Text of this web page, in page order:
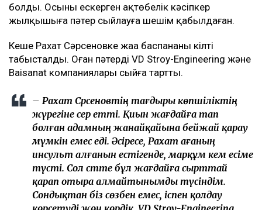
болды. Осыны ескерген ақтөбелік кәсіпкер
жылқышыға пәтер сыйлауға шешім қабылдаған.
Кеше Рахат Сәрсеновке жаңа баспананың кілті
табысталды. Оған пәтерді VD Stroy-Engineering және
Baisanat компаниялары сыйға тартты.
– Рахат Сәрсеновтің тағдыры көпшіліктің
жүрегіне әсер етті. Қиын жағдайға тап
болған адамның жанайқайына бейжай қарау
мүмкін емес еді. Әсіресе, Рахат ағаның
инсульт алғанын естігенде, марқұм әкем есіме
түсті. Сол сәтте бұл жағдайға сырттай
қарап отыра алмайтынымды түсіндім.
Сондықтан біз сөзбен емес, іспен қолдау